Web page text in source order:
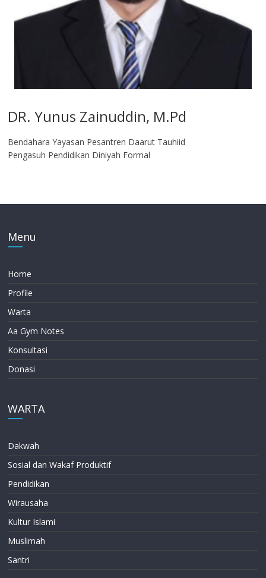
DR. Yunus Zainuddin, M.Pd
Bendahara Yayasan Pesantren Daarut Tauhiid
Pengasuh Pendidikan Diniyah Formal
Menu
Home
Profile
Warta
Aa Gym Notes
Konsultasi
Donasi
WARTA
Dakwah
Sosial dan Wakaf Produktif
Pendidikan
Wirausaha
Kultur Islami
Muslimah
Santri